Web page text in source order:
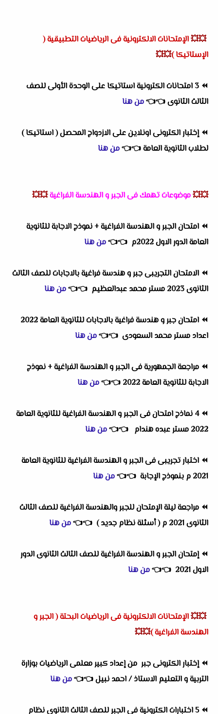
💥💥الإمتحانات الالكترونية فىالرياضيات التطبيقية (
الإستاتيكا )💥💥
⏪
3 امتحانات الكترونية استاتيكا على الوحدة الأولى للصف
الثالث الثانوى👈
👈من هنا
⏪إختبار الكترونى اونلاين على الازدواج المحصل ( استاتيكا )
لطلاب الثانوية العامة👈
👈من هنا
💥💥موضوعات تهمك فى الجبر و الهندسة الفراغية💥💥
⏪ امتحان الجبر و الهندسة الفراغية + نموذج الاجابة للثانوية
العامة الدور الاول 2022م
👈
👈من هنا
⏪ الامتحان التجريبى جبر و هندسة فراغية بالاجابات للصف الثالث
الثانوى 2023 مستر محمد عبدالعظيم
👈
👈من هنا
⏪
امتحان جبر و هندسة فراغية بالاجابات للثانوية العامة 2022
اعداد مستر محمد السعودى 👈
👈من هنا
⏪ مراجعة الجمهورية فى الجبر و الهندسة الفراغية + نموذج
الاجابة للثانوية العامة 2022
👈
👈من هنا
⏪ 4 نماذج امتحان فى الجبر و الهندسة الفراغية للثانوية العامة
2022 مستر عبده هندام
👈
👈من هنا
⏪ اختبار تجريبى فى الجبر و الهندسة الفراغية للثانوية العامة
2021 م بنموذج الإجابة
👈
👈من هنا
⏪ مراجعة ليلة الإمتحان للجبر والهندسة الفراغية للصف الثالث
الثانوى 2021 م ( أسئلة نظام جديد )
👈
👈من هنا
⏪إمتحان الجبر و الهندسة الفراغية للصف الثالث الثانوى الدور
الاول 2021
👈
👈من هنا
💥💥الإمتحانات الالكترونية فىالرياضيات البحتة ( الجبر و
الهندسة الفراغية )💥💥
⏪إختبار الكترونى جبر من إعداد كبير معلمى الرياضيات بوزارة
التربية و التعليم الاستاذ / احمد نبيل👈
👈من هنا
⏪ 5 اختبارات الكترونية فى الجبر للصف الثالث الثانوى نظام